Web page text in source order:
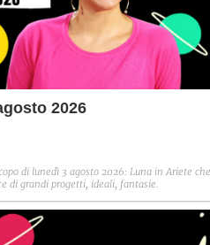
2026
di lunedì 3 agosto 2026: Luna in Ariete
di grandi progetti, ideali, fantasie.